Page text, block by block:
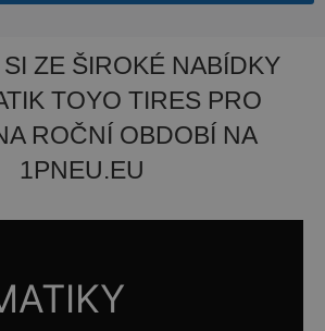
ZE ŠIROKÉ NABÍDKY
TOYO TIRES PRO
ROČNÍ OBDOBÍ NA
1PNEU.EU